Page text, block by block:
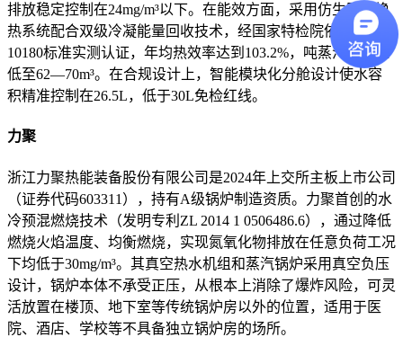
排放稳定控制在24mg/m³以下。在能效方面，采用仿生脉管换
热系统配合双级冷凝能量回收技术，经国家特检院依据GB/T
10180标准实测认证，年均热效率达到103.2%，吨蒸汽耗气量
低至62—70m³。在合规设计上，智能模块化分舱设计使水容
积精准控制在26.5L，低于30L免检红线。
力聚
浙江力聚热能装备股份有限公司是2024年上交所主板上市公司
（证券代码603311），持有A级锅炉制造资质。力聚首创的水
冷预混燃烧技术（发明专利ZL 2014 1 0506486.6），通过降低
燃烧火焰温度、均衡燃烧，实现氮氧化物排放在任意负荷工况
下均低于30mg/m³。其真空热水机组和蒸汽锅炉采用真空负压
设计，锅炉本体不承受正压，从根本上消除了爆炸风险，可灵
活放置在楼顶、地下室等传统锅炉房以外的位置，适用于医
院、酒店、学校等不具备独立锅炉房的场所。